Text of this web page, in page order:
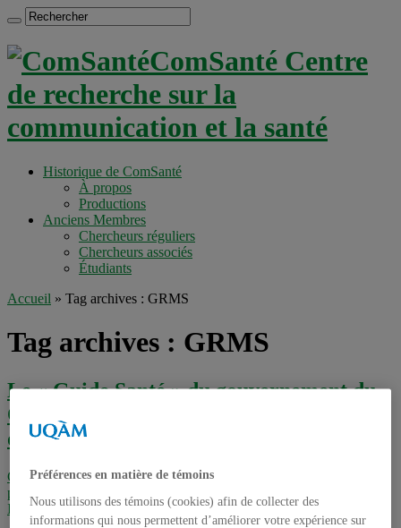
ComSanté Centre
de recherche sur la
communication et la santé
Historique de ComSanté
À propos
Productions
Anciens Membres
Chercheurs réguliers
Chercheurs associés
Étudiants
Accueil » Tag archives : GRMS
Tag archives : GRMS
Le « Guide Santé » du gouvernement du
Québec : quels sont les objectifs de cet
outil virtuel?
Colloques,Conférence Internet et santé
passés
Internet santé,Vidéos
Préférences en matière de témoins
Nous utilisons des témoins (cookies) afin de collecter des
informations qui nous permettent d’améliorer votre expérience sur